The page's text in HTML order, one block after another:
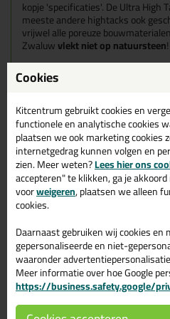
kopje 'specificaties'. De Ultra High
meeste andere hightacks ook
vrijwel alle poreuze
Zwaluwvlekt nietop natuursteen!
Kenmerken van de
High Tack
Geschikt voor poreuze
zonder kans op vlekvorming
Verlijmt zware materialen
Hoge eindsterkte &
Duurzaam elastisch
Neutrale uitharding
Eigenschappen
Hightack 290ml
Merk
Den Braven
Cookies
Kitcentrum gebruikt cookies en
functionele en analytische cookies
plaatsen we ook marketing cookies
internetgedrag kunnen volgen en
zien. Meer weten?Lees hier ons
accepteren" te klikken, ga je
voorweigeren, plaatsen we alleen
cookies.
Daarnaast gebruiken wij cookies en
gepersonaliseerde en niet-
waaronder
Meer informatie over hoe Google
https://business.safety.google/